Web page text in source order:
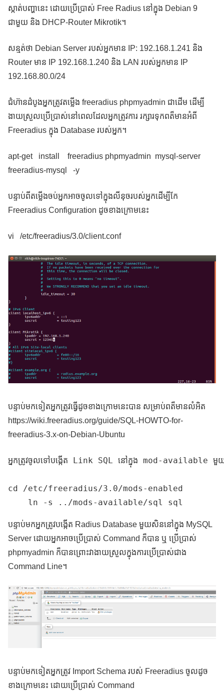
ស្កាត់បញ្ហានេះ ដោយប្រើប្រាស់ Free Radius នៅក្នុង Debian 9
ជាមួយ និង DHCP-Router Mikrotik។
សន្មត់ថា Debian Server របស់អ្នកមាន IP: 192.168.1.241 និង
Router មាន IP 192.168.1.240 និង LAN របស់អ្នកមាន IP
192.168.80.0/24
ជំហ៊ានដំបូងអ្នកត្រូវតម្លើង freeradius phpmyadmin ជាដើម ដើម្បី
ងាយស្រួលប្រើប្រាស់នៅពេលដែលអ្នកត្រូវការ រក្សារទុកពត៏មានអំពី
Freeradius ក្នុង Database របស់អ្នក។
apt-get​​ install freeradius phpmyadmin mysql-server
freeradius-mysql -y
បន្ទាប់ពីតម្លើងចប់អ្នកអាចចូលទៅក្នុងលីនុចរបស់អ្នកដើម្បីកែ
Freeradius Configuration ដូចខាងក្រោមនេះ
vi /etc/freeradius/3.0/client.conf
បន្ទាប់មកទៀតអ្នកត្រូវធ្វើដូចខាងក្រោមនេះបាន សម្រាប់ពត៏មានលំអិត
https://wiki.freeradius.org/guide/SQL-HOWTO-for-
freeradius-3.x-on-Debian-Ubuntu
អ្នកត្រូវចូលទៅបង្កើត Link SQL នៅក្នុង mod-available
cd /etc/freeradius/3.0/mods-enabled
    ln -s ../mods-available/sql sql
បន្ទាប់មកអ្នកត្រូវបង្កើត Radius Database មួយសិននៅក្នុង MySQL
Server ដោយអ្នកអាចប្រើប្រាស់ Command ក៏បាន ឬ ប្រើប្រាស់
phpmyadmin ក៏បានព្រោះវាងាយស្រួលក្នុងការប្រើប្រាស់ជាង
Command Line។
បន្ទាប់មកទៀតអ្នកត្រូវ Import Schema របស់ Freeradius ចូលដូច
ខាងក្រោមនេះ ដោយប្រើប្រាស់ Command